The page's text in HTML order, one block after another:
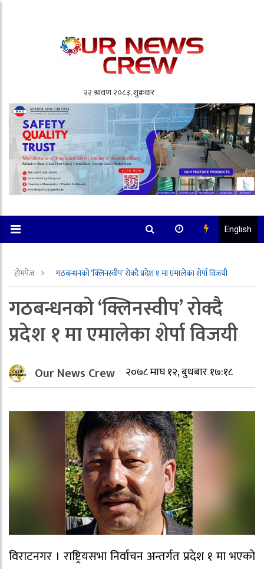
English
होमपेज गठबन्धनको ‘क्लिनस्वीप’ राेक्दै प्रदेश १ मा एमालेका शेर्पा विजयी
गठबन्धनको ‘क्लिनस्वीप’ राेक्दै
प्रदेश १ मा एमालेका शेर्पा विजयी
Our News Crew २०७८ माघ १२, बुधबार १७:१८
विराटनगर । राष्ट्रियसभा निर्वाचन अन्तर्गत प्रदेश १ मा भएको